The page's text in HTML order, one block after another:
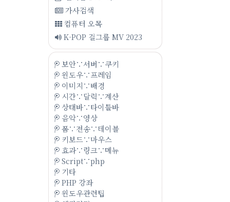
가사검색
컴퓨터 오목
K-POP 걸그룹 MV 2023
보안∵서버∵쿠키
윈도우∵프레임
이미지∵배경
시간∵달력∵계산
상태바∵타이틀바
음악∵영상
폼∵전송∵테이블
키보드∵마우스
효과∵링크∵메뉴
Script∵php
기타
PHP 강좌
윈도우관련팁